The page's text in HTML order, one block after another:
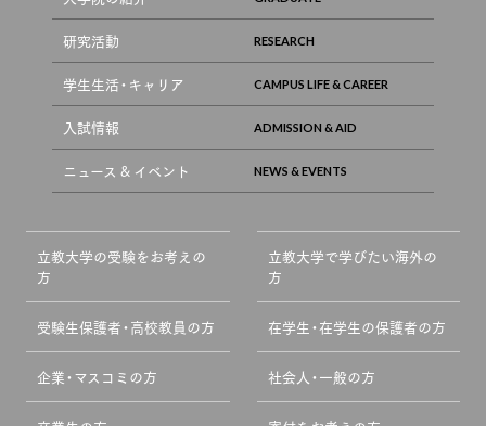
研究活動
学生生活・キャリア
入試情報
ニュース & イベント
立教大学の受験をお考えの
方
立教大学で学びたい海外の
方
受験生保護者・高校教員の方 在学生・在学生の保護者の方
企業・マスコミの方 社会人・一般の方